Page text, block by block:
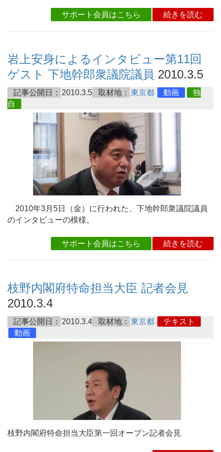
サポート会員はこちら 続きを読む
岩上安身によるインタビュー第11回
ゲスト 下地幹郎衆議院議員 2010.3.5
記事公開日： 2010.3.5 取材地： 東京都 動画
独
自
2010年3月5日（金）に行われた、下地幹郎衆議院議員
のインタビューの模様。
サポート会員はこちら 続きを読む
枝野内閣府特命担当大臣 記者会見
2010.3.4
記事公開日： 2010.3.4 取材地： 東京都
テキスト
動画
枝野内閣府特命担当大臣第一回オープン記者会見